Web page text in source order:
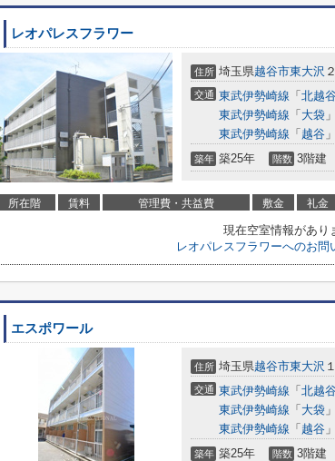
レオパレスフラワー
住所 埼玉県越谷市東大沢
交通 東武伊勢崎線 「 北越
東武伊勢崎線 「 大袋
東武伊勢崎線 「 越谷
築年 築25年 階数 3階建
所在階 賃料 管理費・共益費 敷金 礼金
現在空室情報があり
レオパレスフラワーへのお問
エスポワール
住所 埼玉県越谷市東大沢
交通 東武伊勢崎線 「 北越
東武伊勢崎線 「 大袋
東武伊勢崎線 「 越谷
築年 築25年 階数 3階建